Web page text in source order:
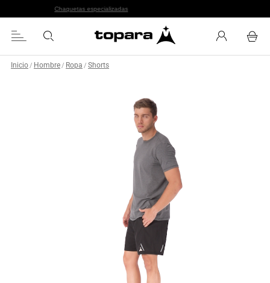
Chaquetas especializadas
Inicio / Hombre / Ropa / Shorts